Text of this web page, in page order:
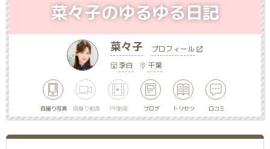
菜々子
プロフィール
李白
千葉
自撮り写真 自撮り動画 PR動画 ブログ トリセツ 口コミ
菜々子のゆるゆる日記